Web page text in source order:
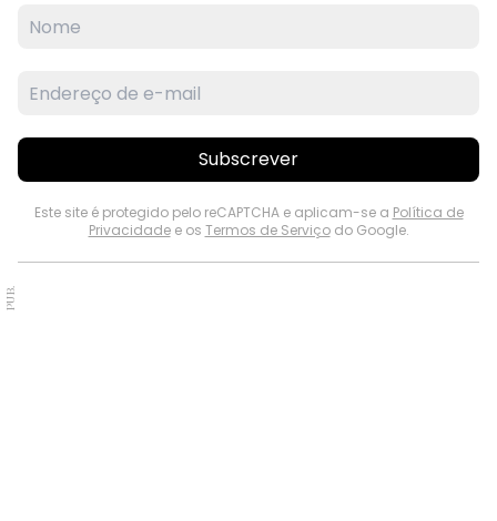
Subscrever
Este site é protegido pelo reCAPTCHA e aplicam-se a Política de
Privacidadee os Termos de Serviçodo Google.
PUB.